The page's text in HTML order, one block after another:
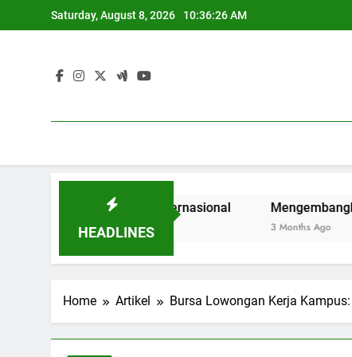
to
Saturday, August 8, 2026 10:36:27 AM
HEADLINES
di Era Internasional Mengembangkan
Home Artikel Bursa Lowongan Kerja